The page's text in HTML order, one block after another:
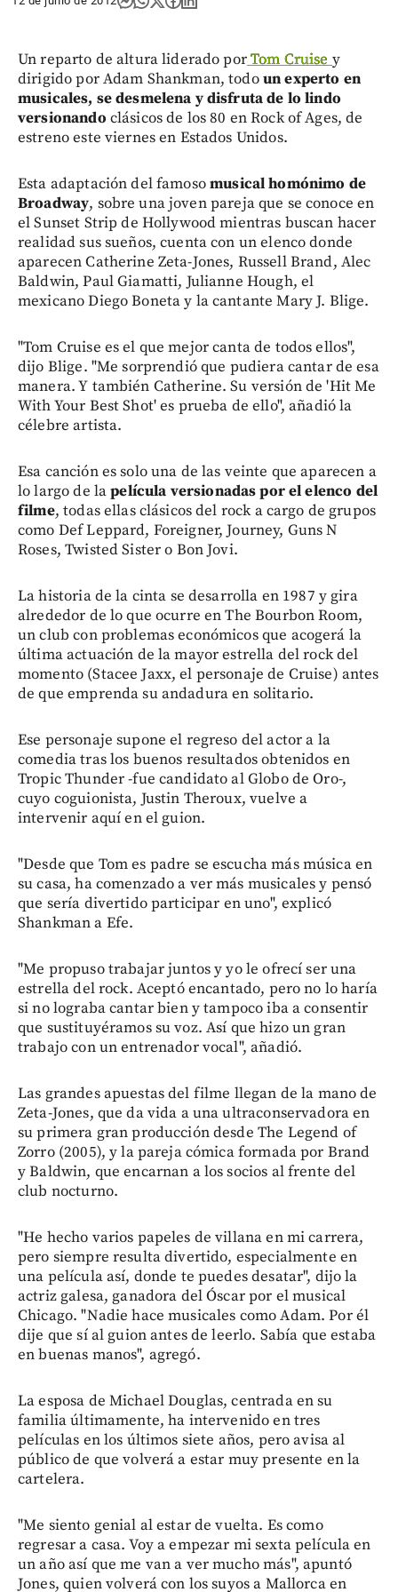
Un reparto de altura liderado porTom Cruise y
dirigido por Adam Shankman, todoun experto en
musicales, se desmelena y disfruta de lo lindo
versionando clásicos de los 80 en Rock of Ages, de
estreno este viernes en Estados Unidos.
Esta adaptación del famosomusical homónimo de
Broadway, sobre una joven pareja que se conoce en
el Sunset Strip de Hollywood mientras buscan hacer
realidad sus sueños, cuenta con un elenco donde
aparecen Catherine Zeta-Jones, Russell Brand, Alec
Baldwin, Paul Giamatti, Julianne Hough, el
mexicano Diego Boneta y la cantante Mary J. Blige.
"Tom Cruise es el que mejor canta de todos ellos",
dijo Blige. "Me sorprendió que pudiera cantar de esa
manera. Y también Catherine. Su versión de 'Hit Me
With Your Best Shot' es prueba de ello", añadió la
célebre artista.
Esa canción es solo una de las veinte que aparecen a
lo largo de lapelícula versionadas por el elenco del
filme, todas ellas clásicos del rock a cargo de grupos
como Def Leppard, Foreigner, Journey, Guns N
Roses, Twisted Sister o Bon Jovi.
La historia de la cinta se desarrolla en 1987 y gira
alrededor de lo que ocurre en The Bourbon Room,
un club con problemas económicos que acogerá la
última actuación de la mayor estrella del rock del
momento (Stacee Jaxx, el personaje de Cruise) antes
de que emprenda su andadura en solitario.
Ese personaje supone el regreso del actor a la
comedia tras los buenos resultados obtenidos en
Tropic Thunder -fue candidato al Globo de Oro-,
cuyo coguionista, Justin Theroux, vuelve a
intervenir aquí en el guion.
"Desde que Tom es padre se escucha más música en
su casa, ha comenzado a ver más musicales y pensó
que sería divertido participar en uno", explicó
Shankman a Efe.
"Me propuso trabajar juntos y yo le ofrecí ser una
estrella del rock. Aceptó encantado, pero no lo haría
si no lograba cantar bien y tampoco iba a consentir
que sustituyéramos su voz. Así que hizo un gran
trabajo con un entrenador vocal", añadió.
Las grandes apuestas del filme llegan de la mano de
Zeta-Jones, que da vida a una ultraconservadora en
su primera gran producción desde The Legend of
Zorro (2005), y la pareja cómica formada por Brand
y Baldwin, que encarnan a los socios al frente del
club nocturno.
"He hecho varios papeles de villana en mi carrera,
pero siempre resulta divertido, especialmente en
una película así, donde te puedes desatar", dijo la
actriz galesa, ganadora del Óscar por el musical
Chicago. "Nadie hace musicales como Adam. Por él
dije que sí al guion antes de leerlo. Sabía que estaba
en buenas manos", agregó.
La esposa de Michael Douglas, centrada en su
familia últimamente, ha intervenido en tres
películas en los últimos siete años, pero avisa al
público de que volverá a estar muy presente en la
cartelera.
"Me siento genial al estar de vuelta. Es como
regresar a casa. Voy a empezar mi sexta película en
un año así que me van a ver mucho más", apuntó
Jones, quien volverá con los suyos a Mallorca en